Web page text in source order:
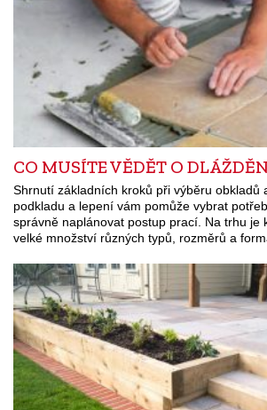
CO MUSÍTE VĚDĚT O
Shrnutí základních kroků při výběru obkladů
podkladu a lepení vám pomůže vybrat
správně naplánovat postup prací. Na trhu je
velké množství různých typů, rozměrů a